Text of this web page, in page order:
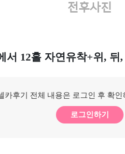
전후사진
서 12홀 자연유착+위,
카후기 전체 내용은 로그인 후 확
로그인하기